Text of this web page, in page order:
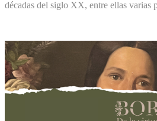
décadas del siglo XX, entre ellas varias